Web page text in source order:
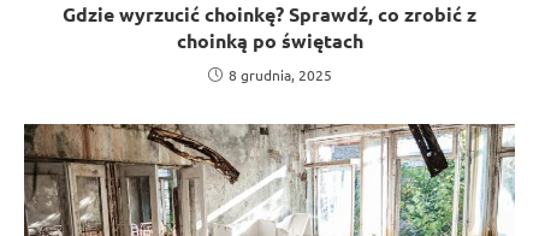
Gdzie wyrzucić choinkę? Sprawdź, co zrobić z
choinką po świętach
8 grudnia, 2025